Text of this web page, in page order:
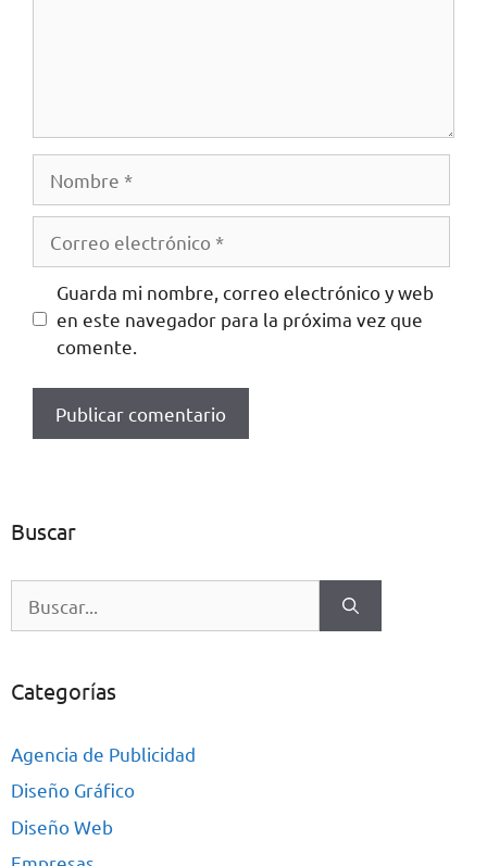
Guarda mi nombre, correo electrónico y web
en este navegador para la próxima vez que
comente.
Buscar
Categorías
Agencia de Publicidad
Diseño Gráfico
Diseño Web